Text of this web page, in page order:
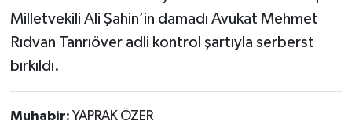
Milletvekili Ali Şahin’in damadı Avukat Mehmet
Rıdvan Tanrıöver adli kontrol şartıyla serberst
bırkıldı.
Muhabir: YAPRAK ÖZER